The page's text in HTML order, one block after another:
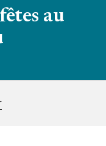
au